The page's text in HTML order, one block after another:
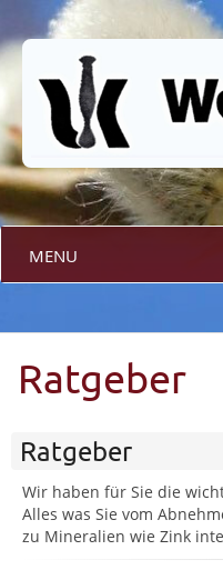
MENU
Ratgeber
Ratgeber
Wir haben für Sie die
Alles was Sie vom
zu Mineralien wie Zink